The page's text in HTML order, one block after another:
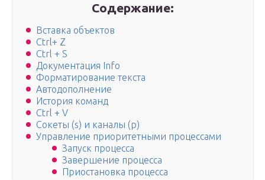
Содержание:
Вставка объектов
Ctrl+ Z
Ctrl + S
Документация Info
Форматирование текста
Автодополнение
История команд
Ctrl + V
Сокеты (s) и каналы (p)
Управление приоритетными процессами
Запуск процесса
Завершение процесса
Приостановка процесса